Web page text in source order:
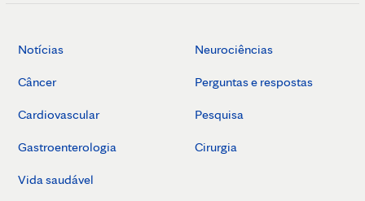
Notícias
Câncer
Cardiovascular
Gastroenterologia
Vida saudável
Neurociências
Perguntas e respostas
Pesquisa
Cirurgia